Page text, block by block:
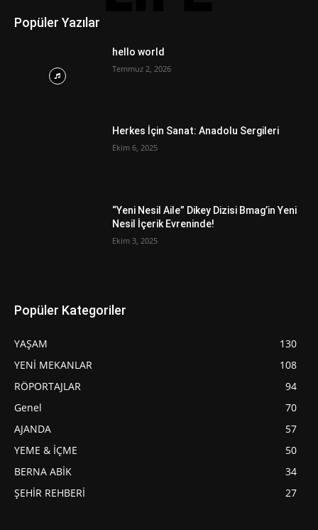
Popüler Yazılar
hello world
Temmuz 2, 2026
Herkes İçin Sanat: Anadolu Sergileri
Ekim 6, 2025
“Yeni Nesil Aile” Dikey Dizisi Bmag’in Yeni
Nesil İçerik Evreninde!
Ekim 3, 2025
Popüler Kategoriler
YAŞAM
130
YENİ MEKANLAR
108
RÖPORTAJLAR
94
Genel
70
AJANDA
57
YEME & İÇME
50
BERNA ABİK
34
ŞEHİR REHBERİ
27